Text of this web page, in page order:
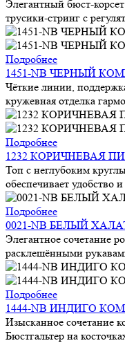
Элегантный бюст-
трусики-стринг с
Подробнее
1451-NB ЧЕРНЫЙ
Чёткие линии,
кружевная отделка
Подробнее
1232 КОРИЧНЕВАЯ
Топ с неглубоким
обеспечивает удобство
Подробнее
0021-NB БЕЛЫЙ
Элегантное сочетание
расклешёнными
Подробнее
1444-NB ИНДИГО
Изысканное сочетание
Бюстгальтер на